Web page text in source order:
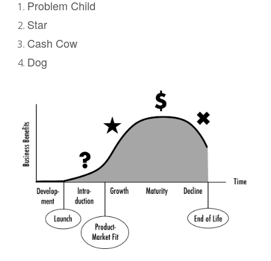
Problem Child
Star
Cash Cow
Dog